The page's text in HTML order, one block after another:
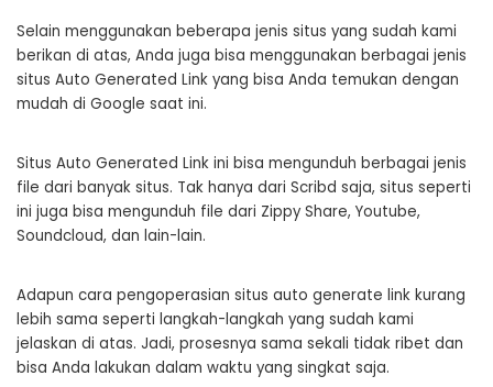
Selain menggunakan beberapa jenis situs yang sudah kami
berikan di atas, Anda juga bisa menggunakan berbagai jenis
situs Auto Generated Link yang bisa Anda temukan dengan
mudah di Google saat ini.
Situs Auto Generated Link ini bisa mengunduh berbagai jenis
file dari banyak situs. Tak hanya dari Scribd saja, situs seperti
ini juga bisa mengunduh file dari Zippy Share, Youtube,
Soundcloud, dan lain-lain.
Adapun cara pengoperasian situs auto generate link kurang
lebih sama seperti langkah-langkah yang sudah kami
jelaskan di atas. Jadi, prosesnya sama sekali tidak ribet dan
bisa Anda lakukan dalam waktu yang singkat saja.